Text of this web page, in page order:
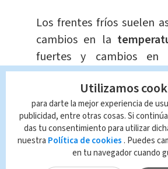
Los frentes fríos suelen
cambios en la
fuertes y cambios en
atmosférica.
#IMN_imagenesMedia
hora predomina nubes
en las cordilleras y
Se mantienen las
Utilizamos
para darte la mejor experiencia de
publicidad, entre otras cosas. Si
das tu consentimiento para utilizar
nuestra Política de cookies . Puedes
en tu navegador cuando